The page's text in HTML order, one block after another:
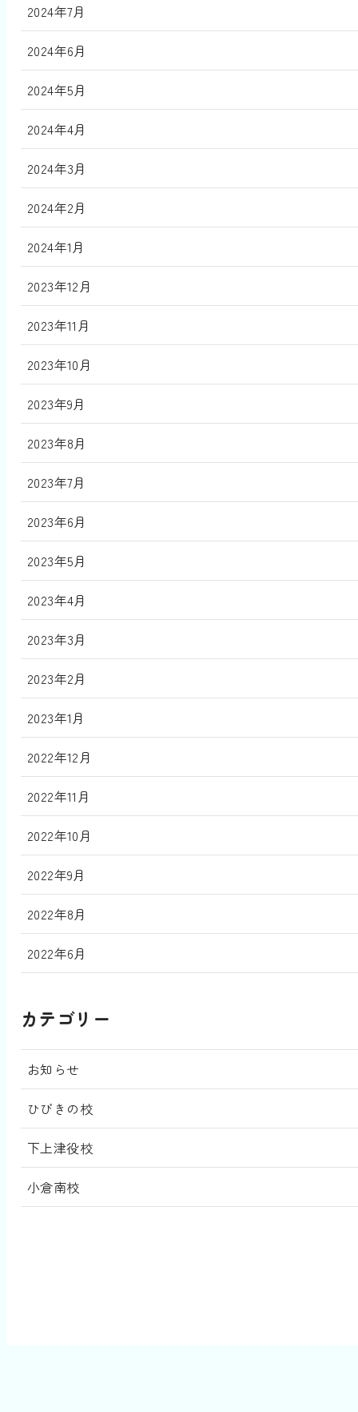
2024年7月
2024年6月
2024年5月
2024年4月
2024年3月
2024年2月
2024年1月
2023年12月
2023年11月
2023年10月
2023年9月
2023年8月
2023年7月
2023年6月
2023年5月
2023年4月
2023年3月
2023年2月
2023年1月
2022年12月
2022年11月
2022年10月
2022年9月
2022年8月
2022年6月
カテゴリー
お知らせ
ひびきの校
下上津役校
小倉南校